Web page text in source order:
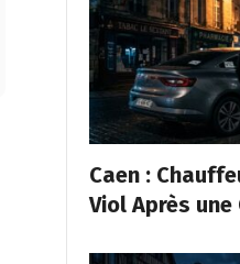
Caen :
Viol Après